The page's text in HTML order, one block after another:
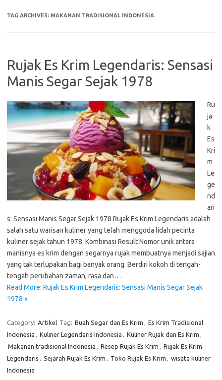
TAG ARCHIVES: MAKANAN TRADISIONAL INDONESIA
Rujak Es Krim Legendaris: Sensasi
Manis Segar Sejak 1978
Ru
ja
k
Es
Kri
m
Le
ge
nd
ari
s: Sensasi Manis Segar Sejak 1978 Rujak Es Krim Legendaris adalah
salah satu warisan kuliner yang telah menggoda lidah pecinta
kuliner sejak tahun 1978. Kombinasi Result Nomor unik antara
manisnya es krim dengan segarnya rujak membuatnya menjadi sajian
yang tak terlupakan bagi banyak orang. Berdiri kokoh di tengah-
tengah perubahan zaman, rasa dan…
Read More: Rujak Es Krim Legendaris: Sensasi Manis Segar Sejak
1978 »
Category: Artikel Tag: Buah Segar dan Es Krim , Es Krim Tradisional
Indonesia , Kuliner Legendaris Indonesia , Kuliner Rujak dan Es Krim ,
Makanan tradisional Indonesia , Resep Rujak Es Krim , Rujak Es Krim
Legendaris , Sejarah Rujak Es Krim , Toko Rujak Es Krim , wisata kuliner
Indonesia